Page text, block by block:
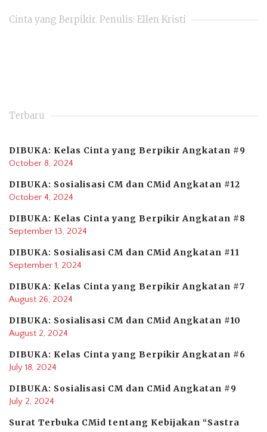
Cinta yang Berpikir. Penulis: Ellen Kristi
Terbaru
DIBUKA: Kelas Cinta yang Berpikir Angkatan #9
October 8, 2024
DIBUKA: Sosialisasi CM dan CMid Angkatan #12
October 4, 2024
DIBUKA: Kelas Cinta yang Berpikir Angkatan #8
September 13, 2024
DIBUKA: Sosialisasi CM dan CMid Angkatan #11
September 1, 2024
DIBUKA: Kelas Cinta yang Berpikir Angkatan #7
August 26, 2024
DIBUKA: Sosialisasi CM dan CMid Angkatan #10
August 2, 2024
DIBUKA: Kelas Cinta yang Berpikir Angkatan #6
July 18, 2024
DIBUKA: Sosialisasi CM dan CMid Angkatan #9
July 2, 2024
Surat Terbuka CMid tentang Kebijakan “Sastra